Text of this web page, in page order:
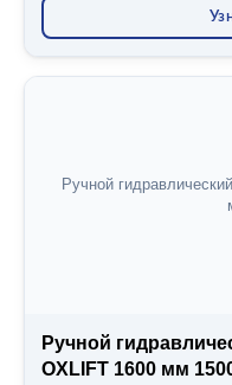
СКОРОСТЬ
1830 мм
1980 мм
Ручной
Ручной
OXLIFT 1600 мм